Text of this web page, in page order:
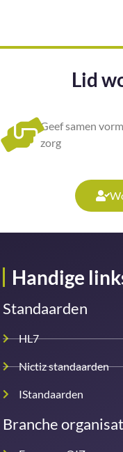
Lid
Geef samen
zorg
Handige
Standaarden
HL7
Nictiz standaarden
IStandaarden
Branche